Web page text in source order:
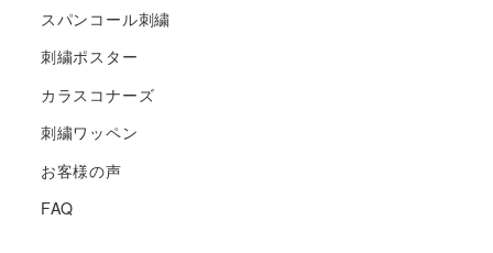
スパンコール刺繍
刺繍ポスター
カラスコナーズ
刺繍ワッペン
お客様の声
FAQ